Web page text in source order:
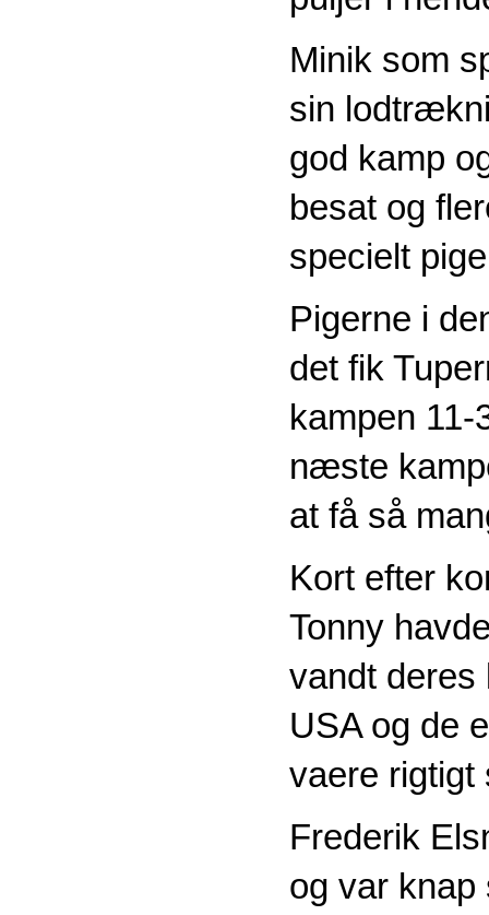
Minik som
sin
god kamp
besat og
specielt
Pigerne i
det fik
kampen
næste
at få så
Kort efter
Tonny
vandt
USA og de
vaere rigtigt
Frederik
og var